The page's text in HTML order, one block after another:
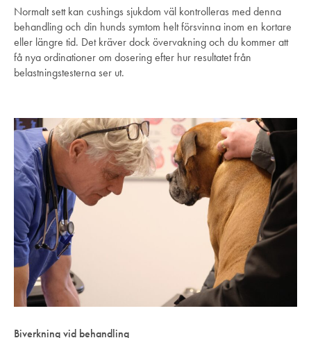
Normalt sett kan cushings sjukdom väl kontrolleras med denna
behandling och din hunds symtom helt försvinna inom en kortare
eller längre tid. Det kräver dock övervakning och du kommer att
få nya ordinationer om dosering efter hur resultatet från
belastningstesterna ser ut.
Biverkning vid behandling